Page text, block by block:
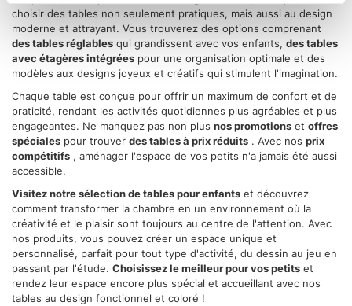
metro,
Identificare il tuo dispositivo, scansionandolo
attivamente alla ricerca di caratteristiche specifiche
(impronte digitali).
e imposta le tue preferenze nellasezione dettagli. Puoi
modificare o ritirare il tuo consenso in qualsiasi momento
dalla Dichiarazione sui cookie.
annunci, per fornire funzionalità dei social media e per
analizzare il nostro traffico. Condividiamo inoltre
informazioni sul modo in cui utilizza il nostro sito con i
nostri partner che si occupano di analisi dei dati web,
pubblicità e social media, i quali potrebbero combinarle
con altre informazioni che ha fornito loro o che hanno
choisir des tables non seulement pratiques, mais aussi au design
moderne et attrayant. Vous trouverez des options comprenant
des tables réglables qui grandissent avec vos enfants, des tables
avec étagères intégrées pour une organisation optimale et des
modèles aux designs joyeux et créatifs qui stimulent l'imagination.
Chaque table est conçue pour offrir un maximum de confort et de
praticité, rendant les activités quotidiennes plus agréables et plus
engageantes. Ne manquez pas non plus nos promotions et offres
spéciales pour trouver des tables à prix réduits . Avec nos prix
compétitifs , aménager l'espace de vos petits n'a jamais été aussi
accessible.
Visitez notre sélection de tables pour enfants et découvrez
comment transformer la chambre en un environnement où la
créativité et le plaisir sont toujours au centre de l'attention. Avec
nos produits, vous pouvez créer un espace unique et
personnalisé, parfait pour tout type d'activité, du dessin au jeu en
passant par l'étude. Choisissez le meilleur pour vos petits et
rendez leur espace encore plus spécial et accueillant avec nos
tables au design fonctionnel et coloré !